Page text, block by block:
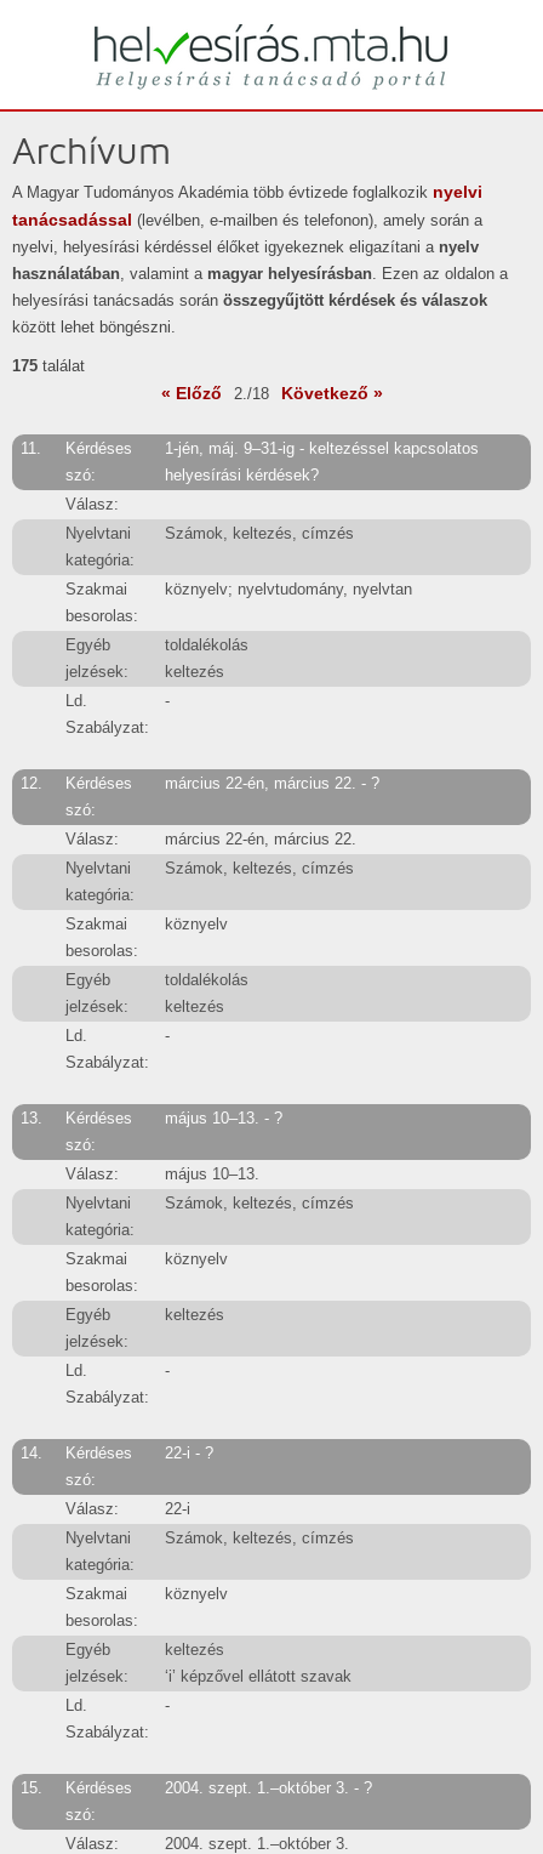
helyesírás
Helyesírási tanácsadó portál
Archívum
A Magyar Tudományos Akadémia több évtizede foglalkozik nyelvi
tanácsadással (levélben, e-mailben és telefonon), amely során a
nyelvi, helyesírási kérdéssel élőket igyekeznek eligazítani a nyelv
használatában , valamint a magyar helyesírásban . Ezen az oldalon a
helyesírási tanácsadás során összegyűjtött kérdések és válaszok
között lehet böngészni.
175 találat
« Előző 2./18 Következő »
11.
Kérdéses
szó:
1-jén, máj. 9–31-ig - keltezéssel kapcsolatos
helyesírási kérdések?
Válasz:
Nyelvtani
kategória:
Számok, keltezés, címzés
Szakmai
besorolas:
köznyelv; nyelvtudomány, nyelvtan
Egyéb
jelzések:
toldalékolás
keltezés
Ld.
Szabályzat:
-
12.
Kérdéses
szó:
március 22-én, március 22. - ?
Válasz:
március 22-én, március 22.
Nyelvtani
kategória:
Számok, keltezés, címzés
Szakmai
besorolas:
köznyelv
Egyéb
jelzések:
toldalékolás
keltezés
Ld.
Szabályzat:
-
13.
Kérdéses
szó:
május 10–13. - ?
Válasz:
május 10–13.
Nyelvtani
kategória:
Számok, keltezés, címzés
Szakmai
besorolas:
köznyelv
Egyéb
jelzések:
keltezés
Ld.
Szabályzat:
-
14.
Kérdéses
szó:
22-i - ?
Válasz:
22-i
Nyelvtani
kategória:
Számok, keltezés, címzés
Szakmai
besorolas:
köznyelv
Egyéb
jelzések:
keltezés
‘i’ képzővel ellátott szavak
Ld.
Szabályzat:
-
15.
Kérdéses
szó:
2004. szept. 1.–október 3. - ?
Válasz:
2004. szept. 1.–október 3.